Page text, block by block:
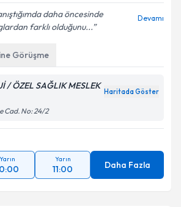
daha öncesinde
farklı olduğunu...
Devamı
Görüşme
/ ÖZEL SAĞLIK MESLEK
Haritada Göster
Cad. No: 24/2
Yarın Yarın
11:00 Daha Fazla